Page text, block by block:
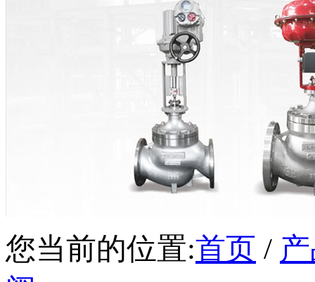
您当前的位置:首页 /